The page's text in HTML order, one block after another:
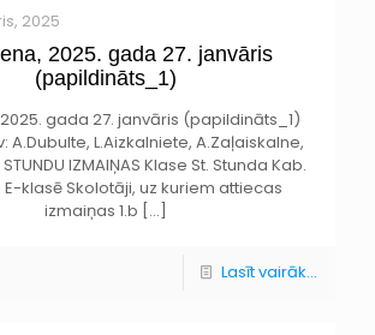
2025
2025. gada 27. janvāris
(papildināts_1)
gada 27. janvāris (papildināts_1)
A.Dubulte, L.Aizkalniete, A.Zaļaiskalne,
IZMAIŅAS Klase St. Stunda Kab.
klasē Skolotāji, uz kuriem attiecas
izmaiņas 1.b […]
Lasīt vairāk...